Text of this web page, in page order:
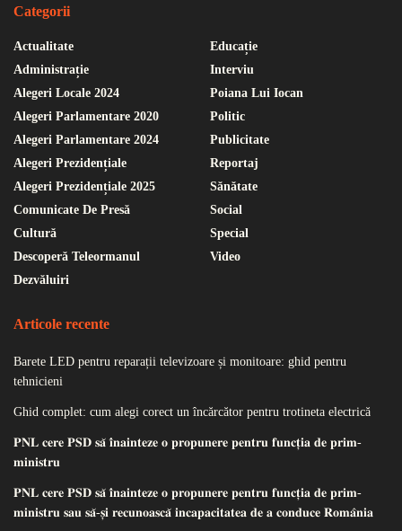
Categorii
Actualitate
Administrație
Alegeri Locale 2024
Alegeri Parlamentare 2020
Alegeri Parlamentare 2024
Alegeri Prezidențiale
Alegeri Prezidențiale 2025
Comunicate De Presă
Cultură
Descoperă Teleormanul
Dezvăluiri
Educație
Interviu
Poiana Lui Iocan
Politic
Publicitate
Reportaj
Sănătate
Social
Special
Video
Articole recente
Barete LED pentru reparații televizoare și monitoare: ghid pentru
tehnicieni
Ghid complet: cum alegi corect un încărcător pentru trotineta electrică
𝐏𝐍𝐋 𝐜𝐞𝐫𝐞 𝐏𝐒𝐃 𝐬𝐚̆ 𝐢̂𝐧𝐚𝐢𝐧𝐭𝐞𝐳𝐞 𝐨 𝐩𝐫𝐨𝐩𝐮𝐧𝐞𝐫𝐞 𝐩𝐞𝐧𝐭𝐫𝐮 𝐟𝐮𝐧𝐜𝐭̦𝐢𝐚 𝐝𝐞 𝐩𝐫𝐢𝐦-
𝐦𝐢𝐧𝐢𝐬𝐭𝐫𝐮
𝐏𝐍𝐋 𝐜𝐞𝐫𝐞 𝐏𝐒𝐃 𝐬𝐚̆ 𝐢̂𝐧𝐚𝐢𝐧𝐭𝐞𝐳𝐞 𝐨 𝐩𝐫𝐨𝐩𝐮𝐧𝐞𝐫𝐞 𝐩𝐞𝐧𝐭𝐫𝐮 𝐟𝐮𝐧𝐜𝐭̦𝐢𝐚 𝐝𝐞 𝐩𝐫𝐢𝐦-
𝐦𝐢𝐧𝐢𝐬𝐭𝐫𝐮 𝐬𝐚𝐮 𝐬𝐚̆-𝐬̦𝐢 𝐫𝐞𝐜𝐮𝐧𝐨𝐚𝐬𝐜𝐚̆ 𝐢𝐧𝐜𝐚𝐩𝐚𝐜𝐢𝐭𝐚𝐭𝐞𝐚 𝐝𝐞 𝐚 𝐜𝐨𝐧𝐝𝐮𝐜𝐞 𝐑𝐨𝐦𝐚̂𝐧𝐢𝐚